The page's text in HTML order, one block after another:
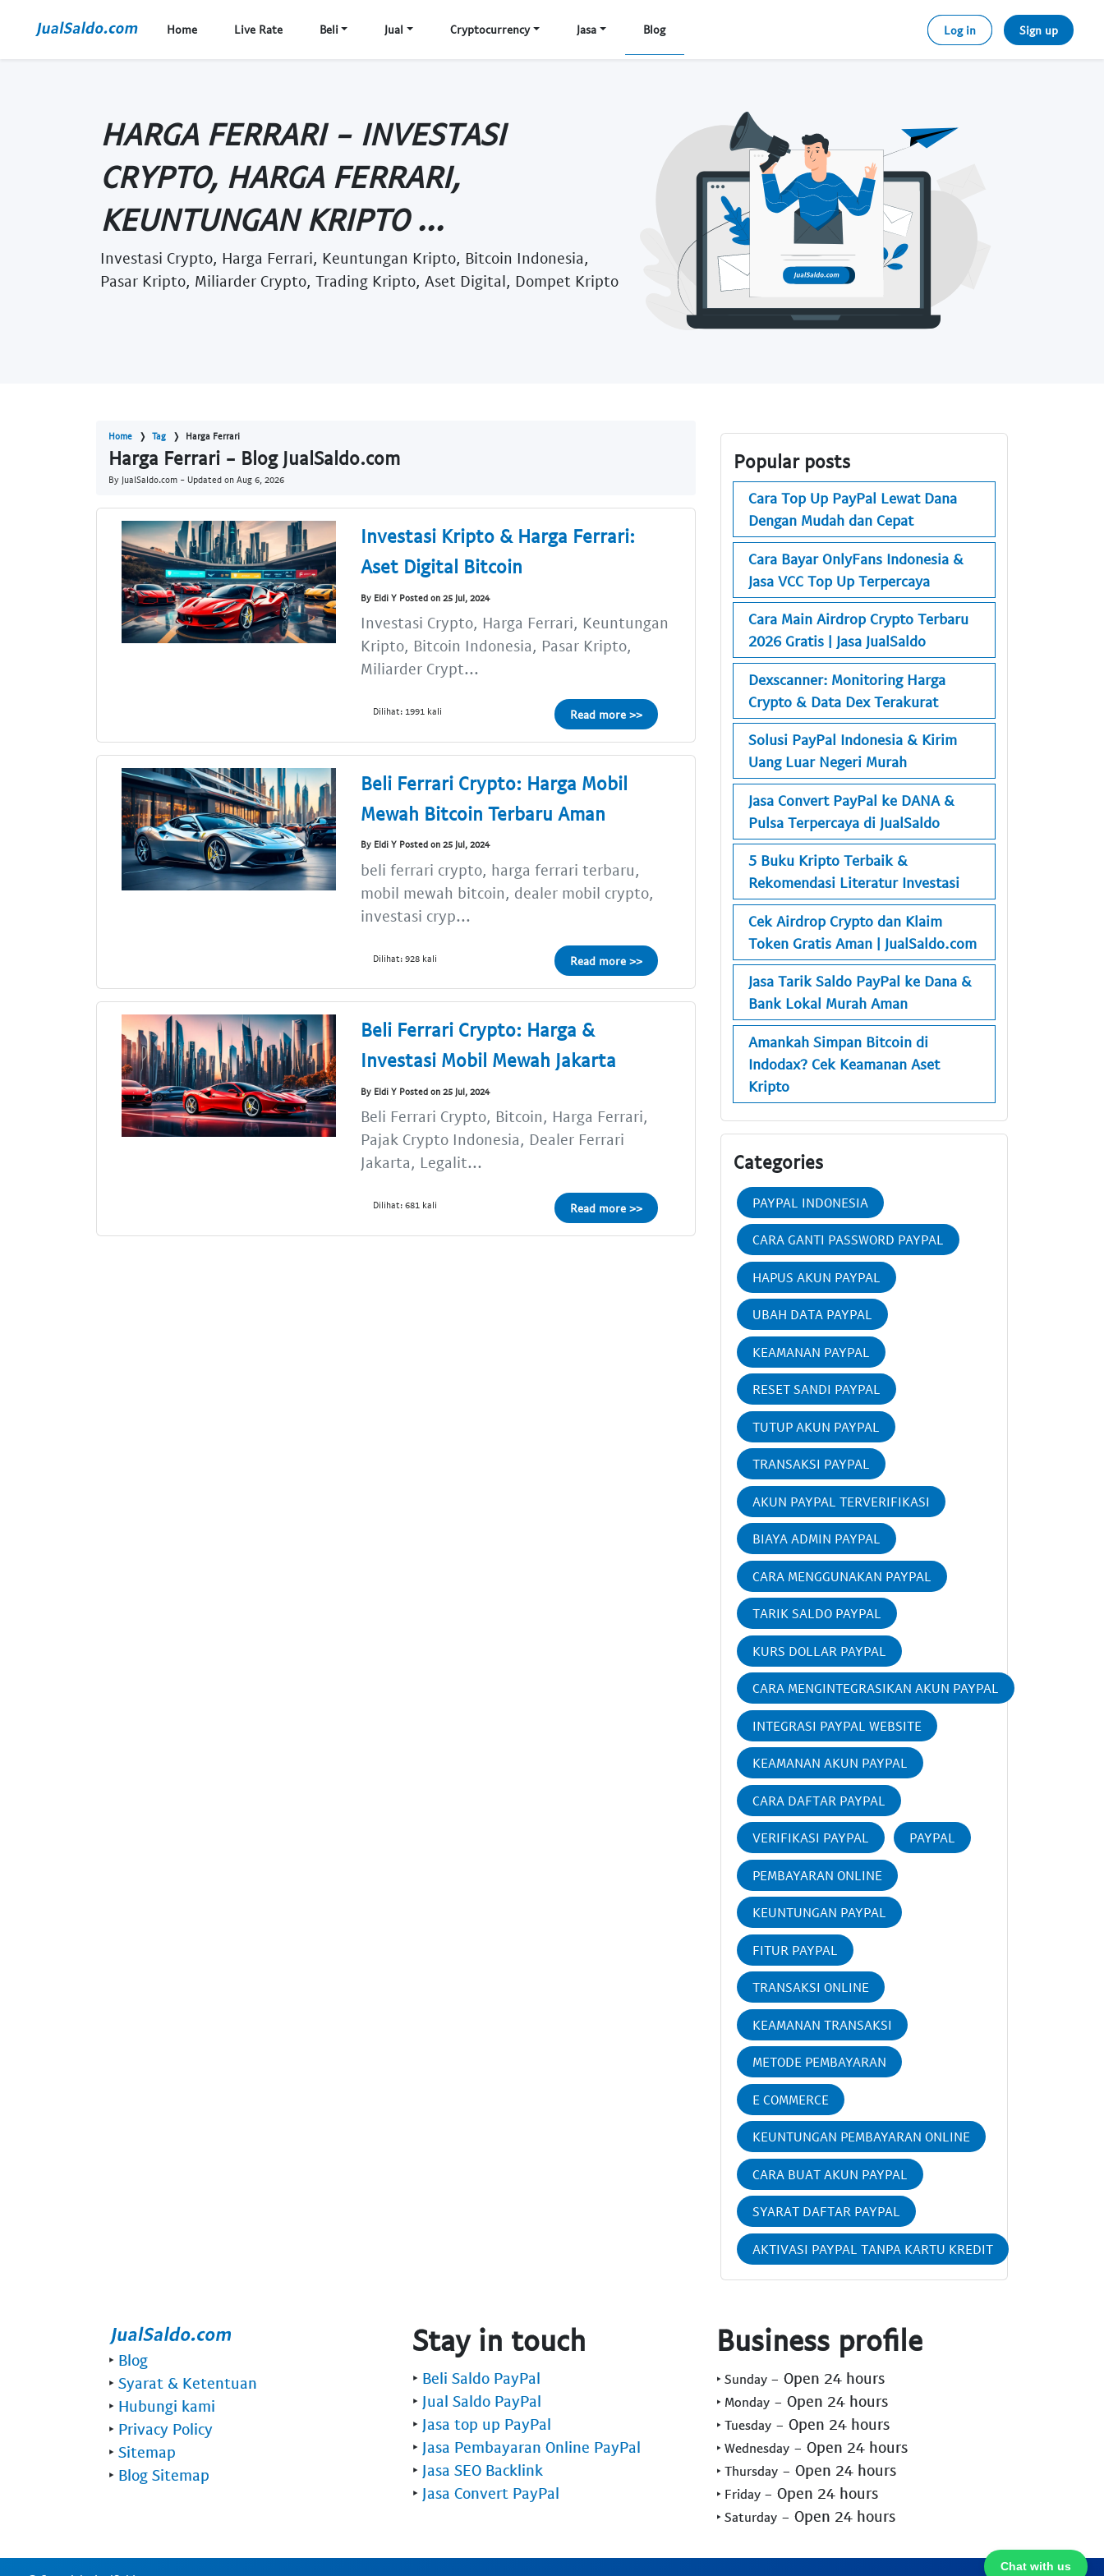
Home Live Rate Beli Jual Cryptocurrency Jasa Blog Log in Sign up
HARGA FERRARI - INVESTASI
CRYPTO, HARGA FERRARI,
KEUNTUNGAN KRIPTO ...
Investasi Crypto, Harga Ferrari, Keuntungan Kripto, Bitcoin Indonesia,
Pasar Kripto, Miliarder Crypto, Trading Kripto, Aset Digital, Dompet Kripto
Home Tag Harga Ferrari
Harga Ferrari - Blog JualSaldo.com
By JualSaldo.com - Updated on Aug 6, 2026
Investasi Kripto & Harga Ferrari:
Aset Digital Bitcoin
By Eldi Y Posted on 25 Jul, 2024
Investasi Crypto, Harga Ferrari, Keuntungan
Kripto, Bitcoin Indonesia, Pasar Kripto,
Miliarder Crypt...
Dilihat: 1991 kali Read more >>
Beli Ferrari Crypto: Harga Mobil
Mewah Bitcoin Terbaru Aman
By Eldi Y Posted on 25 Jul, 2024
beli ferrari crypto, harga ferrari terbaru,
mobil mewah bitcoin, dealer mobil crypto,
investasi cryp...
Dilihat: 928 kali Read more >>
Beli Ferrari Crypto: Harga &
Investasi Mobil Mewah Jakarta
By Eldi Y Posted on 25 Jul, 2024
Beli Ferrari Crypto, Bitcoin, Harga Ferrari,
Pajak Crypto Indonesia, Dealer Ferrari
Jakarta, Legalit...
Dilihat: 681 kali Read more >>
Popular posts
Cara Top Up PayPal Lewat Dana
Dengan Mudah dan Cepat
Cara Bayar OnlyFans Indonesia &
Jasa VCC Top Up Terpercaya
Cara Main Airdrop Crypto Terbaru
2026 Gratis | Jasa JualSaldo
Dexscanner: Monitoring Harga
Crypto & Data Dex Terakurat
Solusi PayPal Indonesia & Kirim
Uang Luar Negeri Murah
Jasa Convert PayPal ke DANA &
Pulsa Terpercaya di JualSaldo
5 Buku Kripto Terbaik &
Rekomendasi Literatur Investasi
Cek Airdrop Crypto dan Klaim
Token Gratis Aman | JualSaldo.com
Jasa Tarik Saldo PayPal ke Dana &
Bank Lokal Murah Aman
Amankah Simpan Bitcoin di
Indodax? Cek Keamanan Aset
Kripto
Categories
PAYPAL INDONESIA
CARA GANTI PASSWORD PAYPAL
HAPUS AKUN PAYPAL
UBAH DATA PAYPAL
KEAMANAN PAYPAL
RESET SANDI PAYPAL
TUTUP AKUN PAYPAL
TRANSAKSI PAYPAL
AKUN PAYPAL TERVERIFIKASI
BIAYA ADMIN PAYPAL
CARA MENGGUNAKAN PAYPAL
TARIK SALDO PAYPAL
KURS DOLLAR PAYPAL
CARA MENGINTEGRASIKAN AKUN PAYPAL
INTEGRASI PAYPAL WEBSITE
KEAMANAN AKUN PAYPAL
CARA DAFTAR PAYPAL
VERIFIKASI PAYPAL PAYPAL
PEMBAYARAN ONLINE
KEUNTUNGAN PAYPAL
FITUR PAYPAL
TRANSAKSI ONLINE
KEAMANAN TRANSAKSI
METODE PEMBAYARAN
E COMMERCE
KEUNTUNGAN PEMBAYARAN ONLINE
CARA BUAT AKUN PAYPAL
SYARAT DAFTAR PAYPAL
AKTIVASI PAYPAL TANPA KARTU KREDIT
Chat with us
‣ Blog
‣ Syarat & Ketentuan
‣ Hubungi kami
‣ Privacy Policy
‣ Sitemap
‣ Blog Sitemap
Stay in touch
‣ Beli Saldo PayPal
‣ Jual Saldo PayPal
‣ Jasa top up PayPal
‣ Jasa Pembayaran Online PayPal
‣ Jasa SEO Backlink
‣ Jasa Convert PayPal
Business profile
‣ Sunday - Open 24 hours
‣ Monday - Open 24 hours
‣ Tuesday - Open 24 hours
‣ Wednesday - Open 24 hours
‣ Thursday - Open 24 hours
‣ Friday - Open 24 hours
‣ Saturday - Open 24 hours